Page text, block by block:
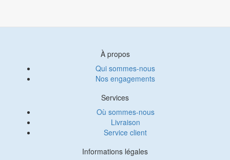
À propos
Qui sommes-nous
Nos engagements
Services
Où sommes-nous
Livraison
Service client
Informations légales